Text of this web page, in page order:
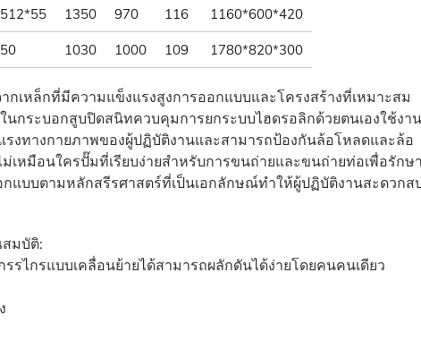
1350 970 116 1160*600*420
1030 1000 109 1780*820*300
กเหล็กที่มีความแข็งแรงสูงการออกแบบและโครงสร้างที่เหมาะสม
กระบอกสูบปิดสนิทควบคุมการยกระบบไฮดรอลิกด้วยตนเองใช้งา
งทางกายภาพของผู้ปฏิบัติงานและสามารถป้องกันล้อโหลดและล้อ
เหมือนใครปั๊มที่เรียบง่ายสำหรับการขนถ่ายและขนถ่ายท่อเพื่อรักษา
แบบตามหลักสรีรศาสตร์ที่เป็นเอกลักษณ์ทำให้ผู้ปฏิบัติงานสะดวกส
มบัติ:
รไกรแบบเคลื่อนย้ายได้สามารถผลักดันได้ง่ายโดยคนคนเดียว